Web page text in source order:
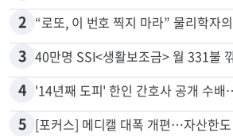
2 “로또, 이 번호 찍지 마라” 물리학자
3 40만명 SSI<생활보조금> 월 331불
4 '14년째 도피' 한인 간호사 공개 수
5 [포커스] 메디캘 대폭 개편…자산한